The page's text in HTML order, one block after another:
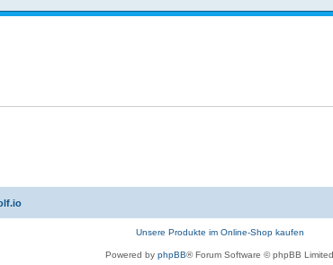
Unsere Produkte im Online-Shop kaufen
Powered by phpBB® Forum Software © phpBB Limited